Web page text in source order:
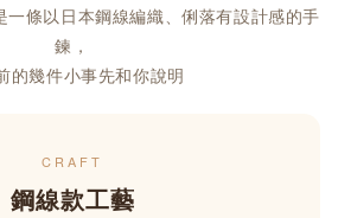
條以日本鋼線編織、俐落有設計感的手
鍊，
的幾件小事先和你說明
CRAFT
鋼線款工藝